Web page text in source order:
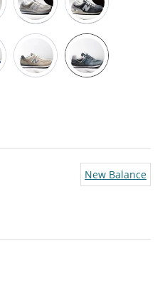
New Balance